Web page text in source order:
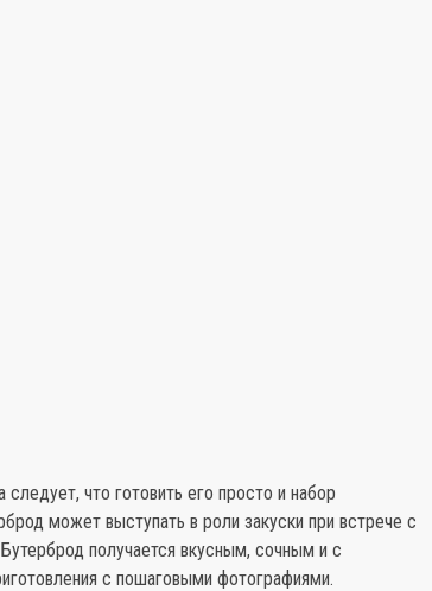
что готовить его просто и набор
может выступать в роли закуски при встрече с
получается вкусным, сочным и с
с пошаговыми фотографиями.